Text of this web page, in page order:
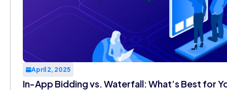
April 2, 2025
In-App Bidding vs. Waterfall: What’s Best for